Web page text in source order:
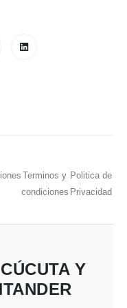
Terminos y
condiciones
Politica de
Privacidad
Y